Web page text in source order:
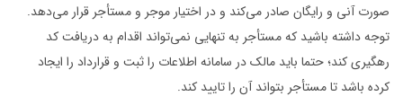
صورت آنی و رایگان صادر می‌کند و در اختیار موجر و مستأجر قرار می‌دهد.
توجه داشته باشید که مستأجر به تنهایی نمی‌تواند اقدام به دریافت کد
رهگیری کند؛ حتما باید مالک در سامانه اطلاعات را ثبت و قرارداد را ایجاد
کرده باشد تا مستأجر بتواند آن را تایید کند.